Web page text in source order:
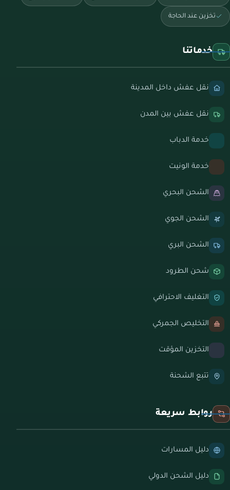
تخزين عند الحاجة
خدماتنا
نقل عفش داخل المدينة
نقل عفش بين المدن
خدمة الدباب
خدمة الونيت
الشحن البحري
الشحن الجوي
الشحن البري
شحن الطرود
التغليف الاحترافي
التخليص الجمركي
التخزين المؤقت
تتبع الشحنة
روابط سريعة
دليل المسارات
دليل الشحن الدولي